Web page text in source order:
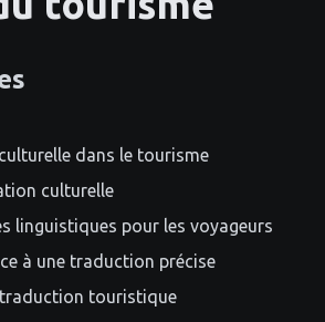
dans le tourisme
culturelle
linguistiques pour les voyageurs
à une traduction précise
touristique